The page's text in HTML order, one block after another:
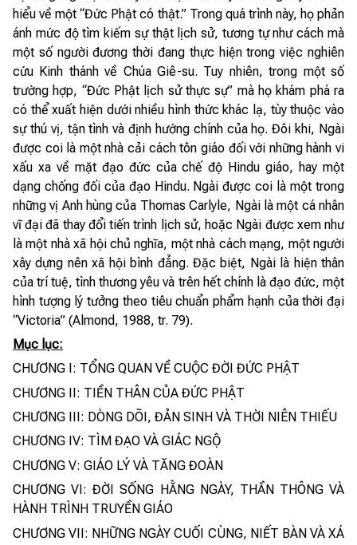
hiểu về một “Đức Phật có thật.” Trong quá trình này, họ phản
ánh mức độ tìm kiếm sự thật lịch sử, tương tự như cách mà
một số người đương thời đang thực hiện trong việc nghiên
cứu Kinh thánh về Chúa Giê-su. Tuy nhiên, trong một số
trường hợp, “Đức Phật lịch sử thực sự” mà họ khám phá ra
có thể xuất hiện dưới nhiều hình thức khác lạ, tùy thuộc vào
sự thú vị, tận tình và định hướng chính của họ. Đôi khi, Ngài
được coi là một nhà cải cách tôn giáo đối với những hành vi
xấu xa về mặt đạo đức của chế độ Hindu giáo, hay một
dạng chống đối của đạo Hindu. Ngài được coi là một trong
những vị Anh hùng của Thomas Carlyle, Ngài là một cá nhân
vĩ đại đã thay đổi tiến trình lịch sử, hoặc Ngài được xem như
là một nhà xã hội chủ nghĩa, một nhà cách mạng, một người
xây dựng nên xã hội bình đẳng. Đặc biệt, Ngài là hiện thân
của trí tuệ, tình thương yêu và trên hết chính là đạo đức, một
hình tượng lý tưởng theo tiêu chuẩn phẩm hạnh của thời đại
“Victoria” (Almond, 1988, tr. 79).
Mục lục:
CHƯƠNG I: TỔNG QUAN VỀ CUỘC ĐỜI ĐỨC PHẬT
CHƯƠNG II: TIỀN THÂN CỦA ĐỨC PHẬT
CHƯƠNG III: DÒNG DÕI, ĐẢN SINH VÀ THỜI NIÊN THIẾU
CHƯƠNG IV: TÌM ĐẠO VÀ GIÁC NGỘ
CHƯƠNG V: GIÁO LÝ VÀ TĂNG ĐOÀN
CHƯƠNG VI: ĐỜI SỐNG HẰNG NGÀY, THẦN THÔNG VÀ
HÀNH TRÌNH TRUYỀN GIÁO
CHƯƠNG VII: NHỮNG NGÀY CUỐI CÙNG, NIẾT BÀN VÀ XÁ